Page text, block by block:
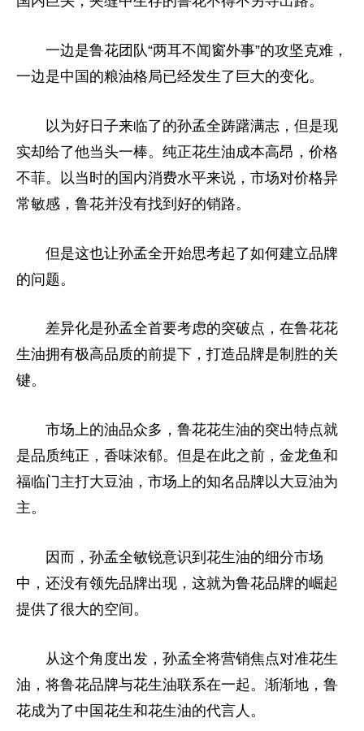
一边是鲁花团队“两耳不闻窗外事”的攻坚克难，
一边是中国的粮油格局已经发生了巨大的变化。
以为好日子来临了的孙孟全踌躇满志，但是现
实却给了他当头一棒。纯正花生油成本高昂，价格
不菲。以当时的国内消费水平来说，市场对价格异
常敏感，鲁花并没有找到好的销路。
但是这也让孙孟全开始思考起了如何建立品牌
的问题。
差异化是孙孟全首要考虑的突破点，在鲁花花
生油拥有极高品质的前提下，打造品牌是制胜的关
键。
市场上的油品众多，鲁花花生油的突出特点就
是品质纯正，香味浓郁。但是在此之前，金龙鱼和
福临门主打大豆油，市场上的知名品牌以大豆油为
主。
因而，孙孟全敏锐意识到花生油的细分市场
中，还没有领先品牌出现，这就为鲁花品牌的崛起
提供了很大的空间。
从这个角度出发，孙孟全将营销焦点对准花生
油，将鲁花品牌与花生油联系在一起。渐渐地，鲁
花成为了中国花生和花生油的代言人。